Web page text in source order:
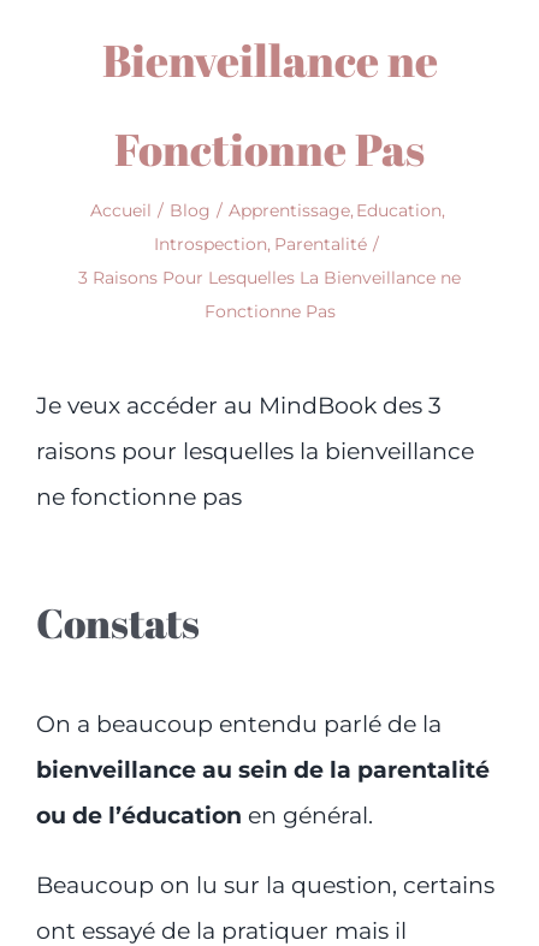
Bienveillance ne
Fonctionne Pas
Accueil Blog Apprentissage Education
Introspection Parentalité
3 Raisons Pour Lesquelles La Bienveillance ne
Fonctionne Pas
Je veux accéder au MindBook des 3
raisons pour lesquelles la bienveillance
ne fonctionne pas
Constats
On a beaucoup entendu parlé de la
bienveillance au sein de la parentalité
ou de l’éducation en général.
Beaucoup on lu sur la question, certains
ont essayé de la pratiquer mais il